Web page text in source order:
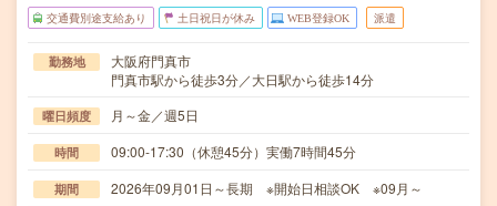
交通費別途支給あり 土日祝日が休み WEB登録OK 派遣
勤務地
大阪府門真市
門真市駅から徒歩3分／大日駅から徒歩14分
曜日頻度 月～金／週5日
時間 09:00-17:30（休憩45分）実働7時間45分
期間 2026年09月01日～長期 ※開始日相談OK ※09月～